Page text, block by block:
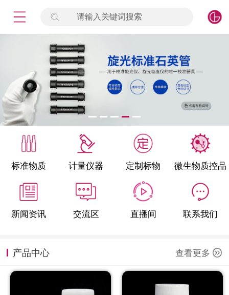
请输入关键词搜索
标准物质 计量仪器 定制标物 微生物质控品
新闻资讯 交流区 直播间 联系我们
产品中心 查看更多
签到
标准物质
产品专项
微生物检测/质控品
定制标物
定制仪器
新闻资讯